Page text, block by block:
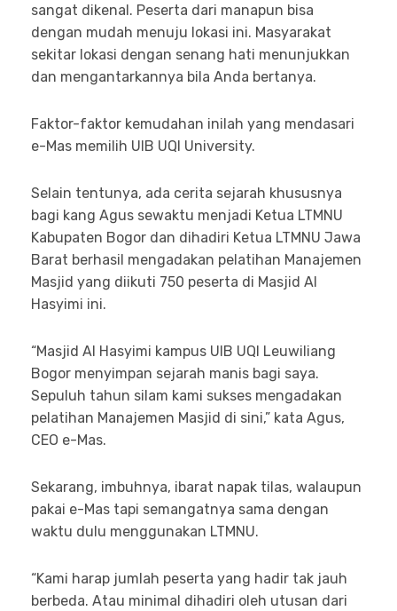
sangat dikenal. Peserta dari manapun bisa
dengan mudah menuju lokasi ini. Masyarakat
sekitar lokasi dengan senang hati menunjukkan
dan mengantarkannya bila Anda bertanya.
Faktor-faktor kemudahan inilah yang mendasari
e-Mas memilih UIB UQI University.
Selain tentunya, ada cerita sejarah khususnya
bagi kang Agus sewaktu menjadi Ketua LTMNU
Kabupaten Bogor dan dihadiri Ketua LTMNU Jawa
Barat berhasil mengadakan pelatihan Manajemen
Masjid yang diikuti 750 peserta di Masjid Al
Hasyimi ini.
“Masjid Al Hasyimi kampus UIB UQI Leuwiliang
Bogor menyimpan sejarah manis bagi saya.
Sepuluh tahun silam kami sukses mengadakan
pelatihan Manajemen Masjid di sini,” kata Agus,
CEO e-Mas.
Sekarang, imbuhnya, ibarat napak tilas, walaupun
pakai e-Mas tapi semangatnya sama dengan
waktu dulu menggunakan LTMNU.
“Kami harap jumlah peserta yang hadir tak jauh
berbeda. Atau minimal dihadiri oleh utusan dari